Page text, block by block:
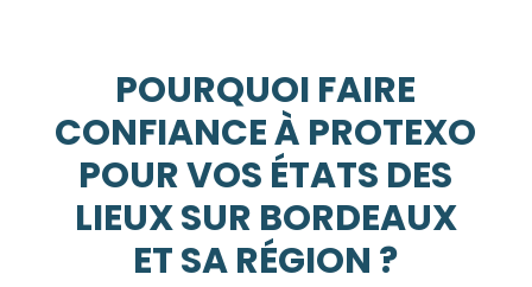
POURQUOI FAIRE
CONFIANCE À PROTEXO
POUR VOS ÉTATS DES
LIEUX SUR BORDEAUX
ET SA RÉGION ?